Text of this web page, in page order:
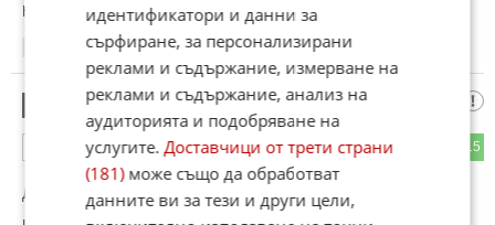
Коментиран от#17
18.05.2025
авто фен
15
ОТГОВОР
До коментар
идентификатори и данни за
сърфиране, за персонализирани
реклами и съдържание, измерване на
реклами и съдържание, анализ на
аудиторията и подобряване на
услугите.Доставчици от трети страни
(181)може също да обработват
данните ви за тези и други цели,